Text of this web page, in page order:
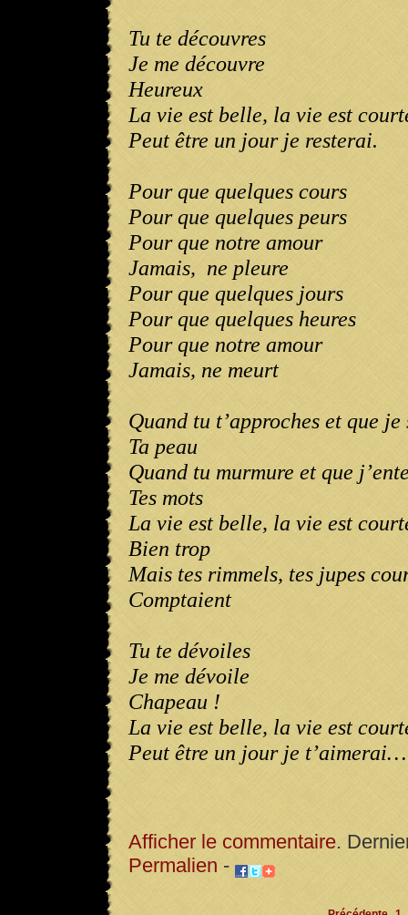
Tu te découvres
Je me découvre
Heureux
La vie est belle, la vie est
Peut être un jour je resterai.
Pour que quelques cours
Pour que quelques peurs
Pour que notre amour
Jamais, ne pleure
Pour que quelques jours
Pour que quelques heures
Pour que notre amour
Jamais, ne meurt
Quand tu t’approches et que je
Ta peau
Quand tu murmure et que
Tes mots
La vie est belle, la vie est
Bien trop
Mais tes rimmels, tes jupes
Comptaient
Tu te dévoiles
Je me dévoile
Chapeau !
La vie est belle, la vie est
Peut être un jour je t’aimerai…
Afficher le commentaire.
Permalien -